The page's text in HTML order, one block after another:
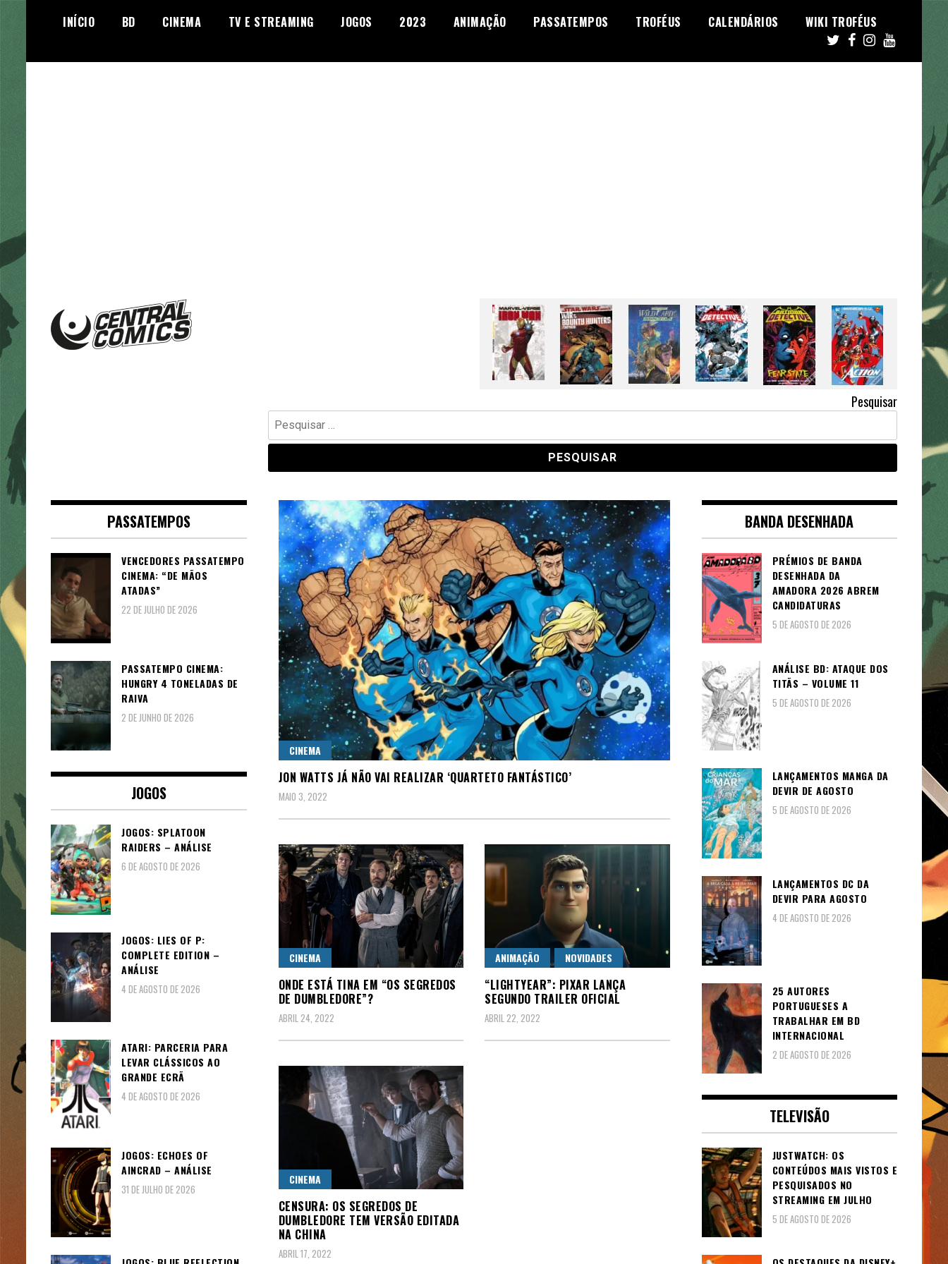
INÍCIO BD CINEMA TV E STREAMING JOGOS 2023 ANIMAÇÃO PASSATEMPOS TROFÉUS CALENDÁRIOS WIKI TROFÉUS
Pesquisar
Pesquisar
por:
CINEMA
JON WATTS JÁ NÃO VAI REALIZAR ‘QUARTETO FANTÁSTICO’
MAIO 3, 2022
CINEMA
ONDE ESTÁ TINA EM “OS SEGREDOS
DE DUMBLEDORE”?
ABRIL 24, 2022
ANIMAÇÃO NOVIDADES
“LIGHTYEAR”: PIXAR LANÇA
SEGUNDO TRAILER OFICIAL
ABRIL 22, 2022
CINEMA
CENSURA: OS SEGREDOS DE
DUMBLEDORE TEM VERSÃO EDITADA
NA CHINA
ABRIL 17, 2022
PASSATEMPOS
VENCEDORES PASSATEMPO
CINEMA: “DE MÃOS
ATADAS”
22 DE JULHO DE 2026
PASSATEMPO CINEMA:
HUNGRY 4 TONELADAS DE
RAIVA
2 DE JUNHO DE 2026
JOGOS
JOGOS: SPLATOON
RAIDERS – ANÁLISE
6 DE AGOSTO DE 2026
JOGOS: LIES OF P:
COMPLETE EDITION –
ANÁLISE
4 DE AGOSTO DE 2026
ATARI: PARCERIA PARA
LEVAR CLÁSSICOS AO
GRANDE ECRÃ
4 DE AGOSTO DE 2026
JOGOS: ECHOES OF
AINCRAD – ANÁLISE
31 DE JULHO DE 2026
BANDA DESENHADA
PRÉMIOS DE BANDA
DESENHADA DA
AMADORA 2026 ABREM
CANDIDATURAS
5 DE AGOSTO DE 2026
ANÁLISE BD: ATAQUE DOS
TITÃS – VOLUME 11
5 DE AGOSTO DE 2026
LANÇAMENTOS MANGA DA
DEVIR DE AGOSTO
5 DE AGOSTO DE 2026
LANÇAMENTOS DC DA
DEVIR PARA AGOSTO
4 DE AGOSTO DE 2026
25 AUTORES
PORTUGUESES A
TRABALHAR EM BD
INTERNACIONAL
2 DE AGOSTO DE 2026
TELEVISÃO
JUSTWATCH: OS
CONTEÚDOS MAIS VISTOS E
PESQUISADOS NO
STREAMING EM JULHO
5 DE AGOSTO DE 2026